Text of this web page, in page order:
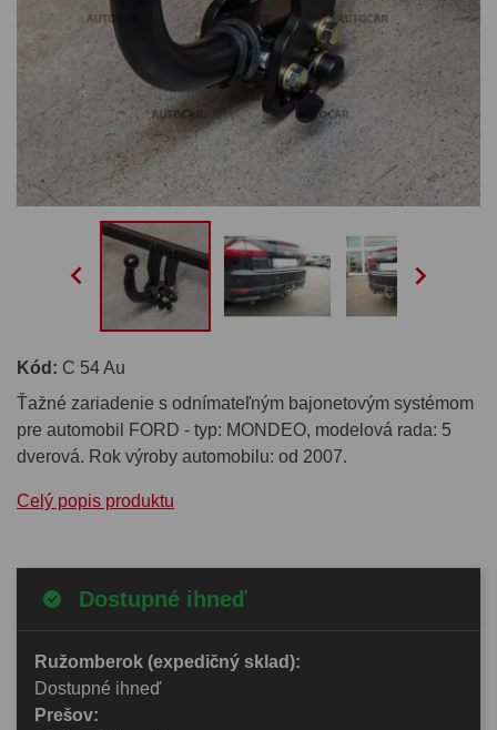
 
Kód: C 54 Au
Ťažné zariadenie s odnímateľným bajonetovým systémom
pre automobil FORD - typ: MONDEO, modelová rada: 5
dverová. Rok výroby automobilu: od 2007.
Celý popis produktu
Dostupné ihneď
Ružomberok (expedičný sklad):
Dostupné ihneď
Prešov: